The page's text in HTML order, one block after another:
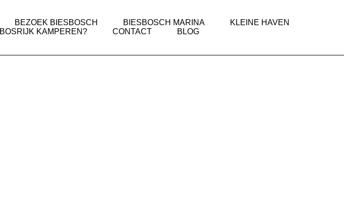
BEZOEK BIESBOSCH BIESBOSCH MARINA
KLEINE HAVEN
BOSRIJK KAMPEREN?
CONTACT BLOG